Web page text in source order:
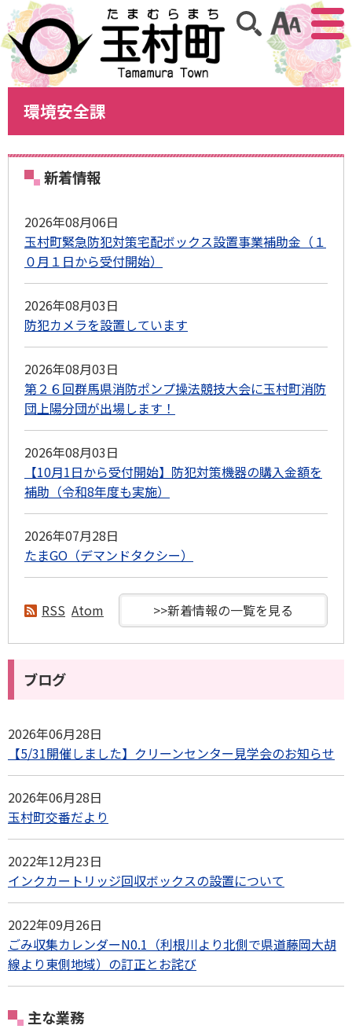
アクセ
サイト内検索
環境安全課
RSS Atom
新着情報
2026年08月06日
玉村町緊急防犯対策宅配ボックス設置事業補助金（１
０月１日から受付開始）
2026年08月03日
防犯カメラを設置しています
2026年08月03日
第２６回群馬県消防ポンプ操法競技大会に玉村町消防
団上陽分団が出場します！
2026年08月03日
【10月1日から受付開始】防犯対策機器の購入金額を
補助（令和8年度も実施）
2026年07月28日
たまGO（デマンドタクシー）
>>新着情報の一覧を見る
ブログ
2026年06月28日
【5/31開催しました】クリーンセンター見学会のお知らせ
2026年06月28日
玉村町交番だより
2022年12月23日
インクカートリッジ回収ボックスの設置について
2022年09月26日
ごみ収集カレンダーN0.1（利根川より北側で県道藤岡大胡
線より東側地域）の訂正とお詫び
主な業務